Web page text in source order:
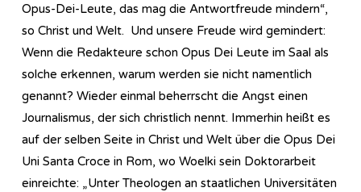
Opus-Dei-Leute, das mag die Antwortfreude mindern“,
so Christ und Welt. Und unsere Freude wird gemindert:
Wenn die Redakteure schon Opus Dei Leute im Saal als
solche erkennen, warum werden sie nicht namentlich
genannt? Wieder einmal beherrscht die Angst einen
Journalismus, der sich christlich nennt. Immerhin heißt es
auf der selben Seite in Christ und Welt über die Opus Dei
Uni Santa Croce in Rom, wo Woelki sein Doktorarbeit
einreichte: „Unter Theologen an staatlichen Universitäten